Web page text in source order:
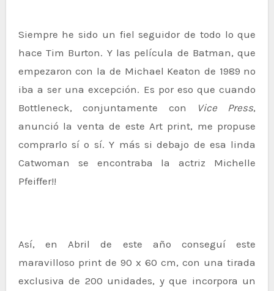
Siempre he sido un fiel seguidor de todo lo que
hace Tim Burton. Y las película de Batman, que
empezaron con la de Michael Keaton de 1989 no
iba a ser una excepción. Es por eso que cuando
Bottleneck, conjuntamente con
Vice Press,
anunció la venta de este Art print, me propuse
comprarlo sí o sí. Y más si debajo de esa linda
Catwoman se encontraba la actriz Michelle
Pfeiffer!!
Así, en Abril de este año conseguí este
maravilloso print de 90 x 60 cm, con una tirada
exclusiva de 200 unidades, y que incorpora un